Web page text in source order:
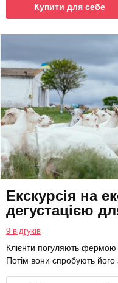
Купити для себе
Екскурсія на
дегустацією
9 відгуків
Клієнти погуляють фермою
Потім вони спробують його